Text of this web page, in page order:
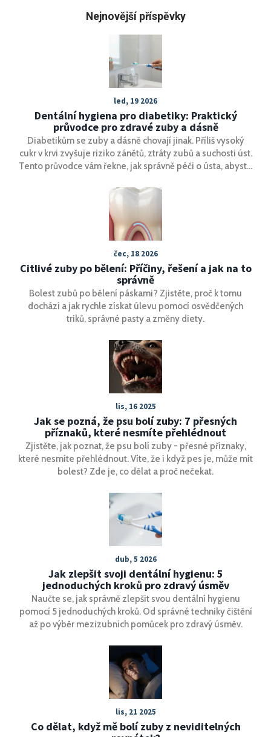
Nejnovější příspěvky
led, 19 2026
Dentální hygiena pro diabetiky: Praktický
průvodce pro zdravé zuby a dásně
Diabetikům se zuby a dásně chovají jinak. Příliš vysoký
cukr v krvi zvyšuje riziko zánětů, ztráty zubů a suchosti úst.
Tento průvodce vám řekne, jak správně péči o ústa, abyste
čec, 18 2026
Citlivé zuby po bělení: Příčiny, řešení a jak na to
správně
Bolest zubů po bělení páskami? Zjistěte, proč k tomu
dochází a jak rychle získat úlevu pomocí osvědčených
triků, správné pasty a změny diety.
lis, 16 2025
Jak se pozná, že psu bolí zuby: 7 přesných
příznaků, které nesmíte přehlédnout
Zjistěte, jak poznat, že psu bolí zuby - přesné příznaky,
které nesmíte přehlédnout. Víte, že i když pes je, může mít
bolest? Zde je, co dělat a proč nečekat.
dub, 5 2026
Jak zlepšit svoji dentální hygienu: 5
jednoduchých kroků pro zdravý úsměv
Naučte se, jak správně zlepšit svou dentální hygienu
pomocí 5 jednoduchých kroků. Od správné techniky čištění
až po výběr mezizubních pomůcek pro zdravý úsměv.
lis, 21 2025
Co dělat, když mě bolí zuby z neviditelných